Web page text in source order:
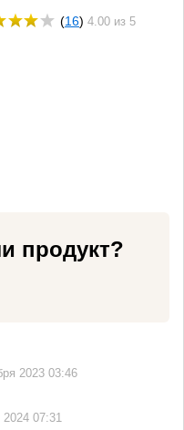
(16)4.00 из 5
продукт?
2023 03:46
2024 07:31